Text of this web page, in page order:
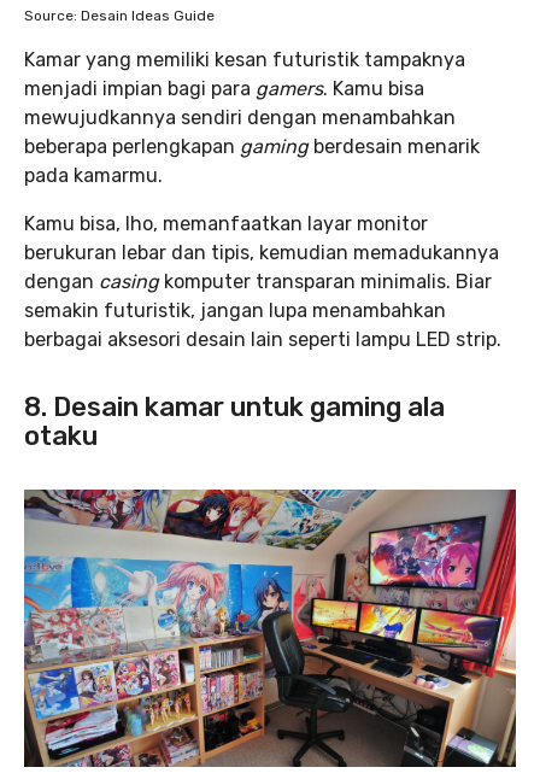
Source: Desain Ideas Guide
Kamar yang memiliki kesan futuristik tampaknya
menjadi impian bagi para gamers. Kamu bisa
mewujudkannya sendiri dengan menambahkan
beberapa perlengkapan gaming berdesain menarik
pada kamarmu.
Kamu bisa, lho, memanfaatkan layar monitor
berukuran lebar dan tipis, kemudian memadukannya
dengan casing komputer transparan minimalis. Biar
semakin futuristik, jangan lupa menambahkan
berbagai aksesori desain lain seperti lampu LED strip.
8. Desain kamar untuk gaming ala
otaku